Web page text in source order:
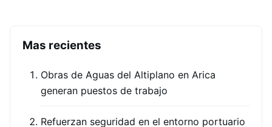
Mas recientes
Obras de Aguas del Altiplano en Arica
generan puestos de trabajo
Refuerzan seguridad en el entorno portuario